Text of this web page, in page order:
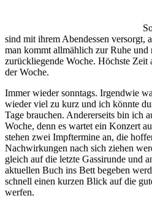
sind mit ihrem Abendessen versorgt,
man kommt allmählich zur Ruhe und
zurückliegende Woche. Höchste Zeit
der Woche.
Immer wieder sonntags. Irgendwie
wieder viel zu kurz und ich könnte
Tage brauchen. Andererseits bin ich
Woche, denn es wartet ein Konzert
stehen zwei Impftermine an, die
Nachwirkungen nach sich ziehen
gleich auf die letzte Gassirunde und
aktuellen Buch ins Bett begeben
schnell einen kurzen Blick auf die
werfen.